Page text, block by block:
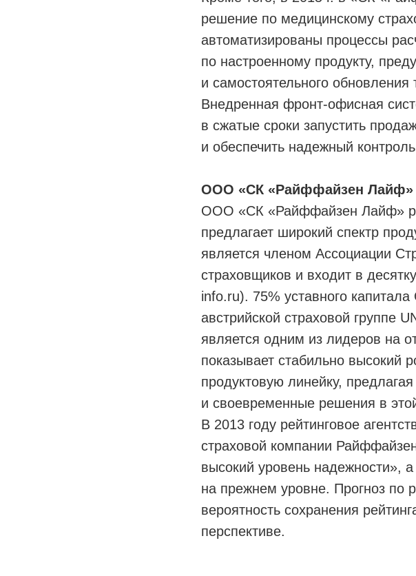
решение по медицинскому
автоматизированы процессы
по настроенному продукту,
и самостоятельного обновления
Внедренная фронт-офисная
в сжатые сроки запустить
и обеспечить надежный
ООО «СК «Райффайзен Лайф»
ООО «СК «Райффайзен Лайф»
предлагает широкий спектр
является членом Ассоциации
страховщиков и входит в
info.ru). 75% уставного
австрийской страховой
является одним из лидеров на
показывает стабильно высокий
продуктовую линейку,
и своевременные решения в
В 2013 году рейтинговое
страховой компании
высокий уровень надежности»,
на прежнем уровне. Прогноз по
вероятность сохранения
перспективе.